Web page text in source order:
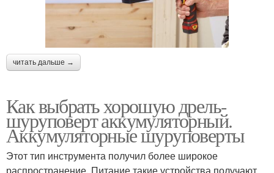
читать дальше →
Как выбрать хорошую дрель-
шуруповерт аккумуляторный.
Аккумуляторные шуруповерты
Этот тип инструмента получил более широкое